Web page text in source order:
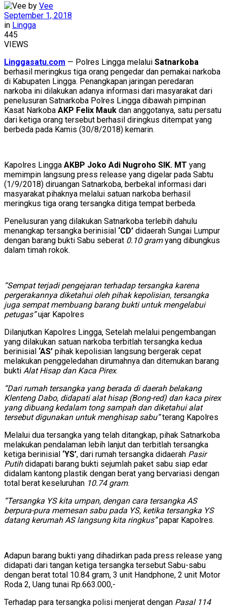
by Vee
September 1, 2018
in Lingga
445
VIEWS
Linggasatu.com — Polres Lingga melalui Satnarkoba
berhasil meringkus tiga orang pengedar dan pemakai narkoba
di Kabupaten Lingga. Penangkapan jaringan peredaran
narkoba ini dilakukan adanya informasi dari masyarakat dari
penelusuran Satnarkoba Polres Lingga dibawah pimpinan
Kasat Narkoba AKP Felix Mauk dan anggotanya, satu persatu
dari ketiga orang tersebut berhasil diringkus ditempat yang
berbeda pada Kamis (30/8/2018) kemarin.
Kapolres Lingga AKBP Joko Adi Nugroho SIK. MT yang
memimpin langsung press release yang digelar pada Sabtu
(1/9/2018) diruangan Satnarkoba, berbekal informasi dari
masyarakat pihaknya melalui satuan narkoba berhasil
meringkus tiga orang tersangka ditiga tempat berbeda.
Penelusuran yang dilakukan Satnarkoba terlebih dahulu
menangkap tersangka berinisial ‘CD’ didaerah Sungai Lumpur
dengan barang bukti Sabu seberat 0.10 gramyang dibungkus
dalam timah rokok.
“Sempat terjadi pengejaran terhadap tersangka karena
pergerakannya diketahui oleh pihak kepolisian, tersangka
juga sempat membuang barang bukti untuk mengelabui
petugas”ujar Kapolres
Dilanjutkan Kapolres Lingga, Setelah melalui pengembangan
yang dilakukan satuan narkoba terbitlah tersangka kedua
berinisial ‘AS’ pihak kepolisian langsung bergerak cepat
melakukan penggeledahan dirumahnya dan ditemukan barang
bukti Alat Hisap dan Kaca Pirex.
“Dari rumah tersangka yang berada di daerah belakang
Klenteng Dabo, didapati alat hisap (Bong-red) dan kaca pirex
yang dibuang kedalam tong sampah dan diketahui alat
tersebut digunakan untuk menghisap sabu”terang Kapolres
Melalui dua tersangka yang telah ditangkap, pihak Satnarkoba
melakukan pendalaman lebih lanjut dan terbitlah tersangka
ketiga berinisial ‘YS’, dari rumah tersangka didaerah Pasir
Putihdidapati barang bukti sejumlah paket sabu siap edar
didalam kantong plastik dengan berat yang bervariasi dengan
total berat keseluruhan 10.74 gram.
“Tersangka YS kita umpan, dengan cara tersangka AS
berpura-pura memesan sabu pada YS, ketika tersangka YS
datang kerumah AS langsung kita ringkus”papar Kapolres.
Adapun barang bukti yang dihadirkan pada press release yang
didapati dari tangan ketiga tersangka tersebut Sabu-sabu
dengan berat total 10.84 gram, 3 unit Handphone, 2 unit Motor
Roda 2, Uang tunai Rp.663.000,-
Terhadap para tersangka polisi menjerat dengan Pasal 114